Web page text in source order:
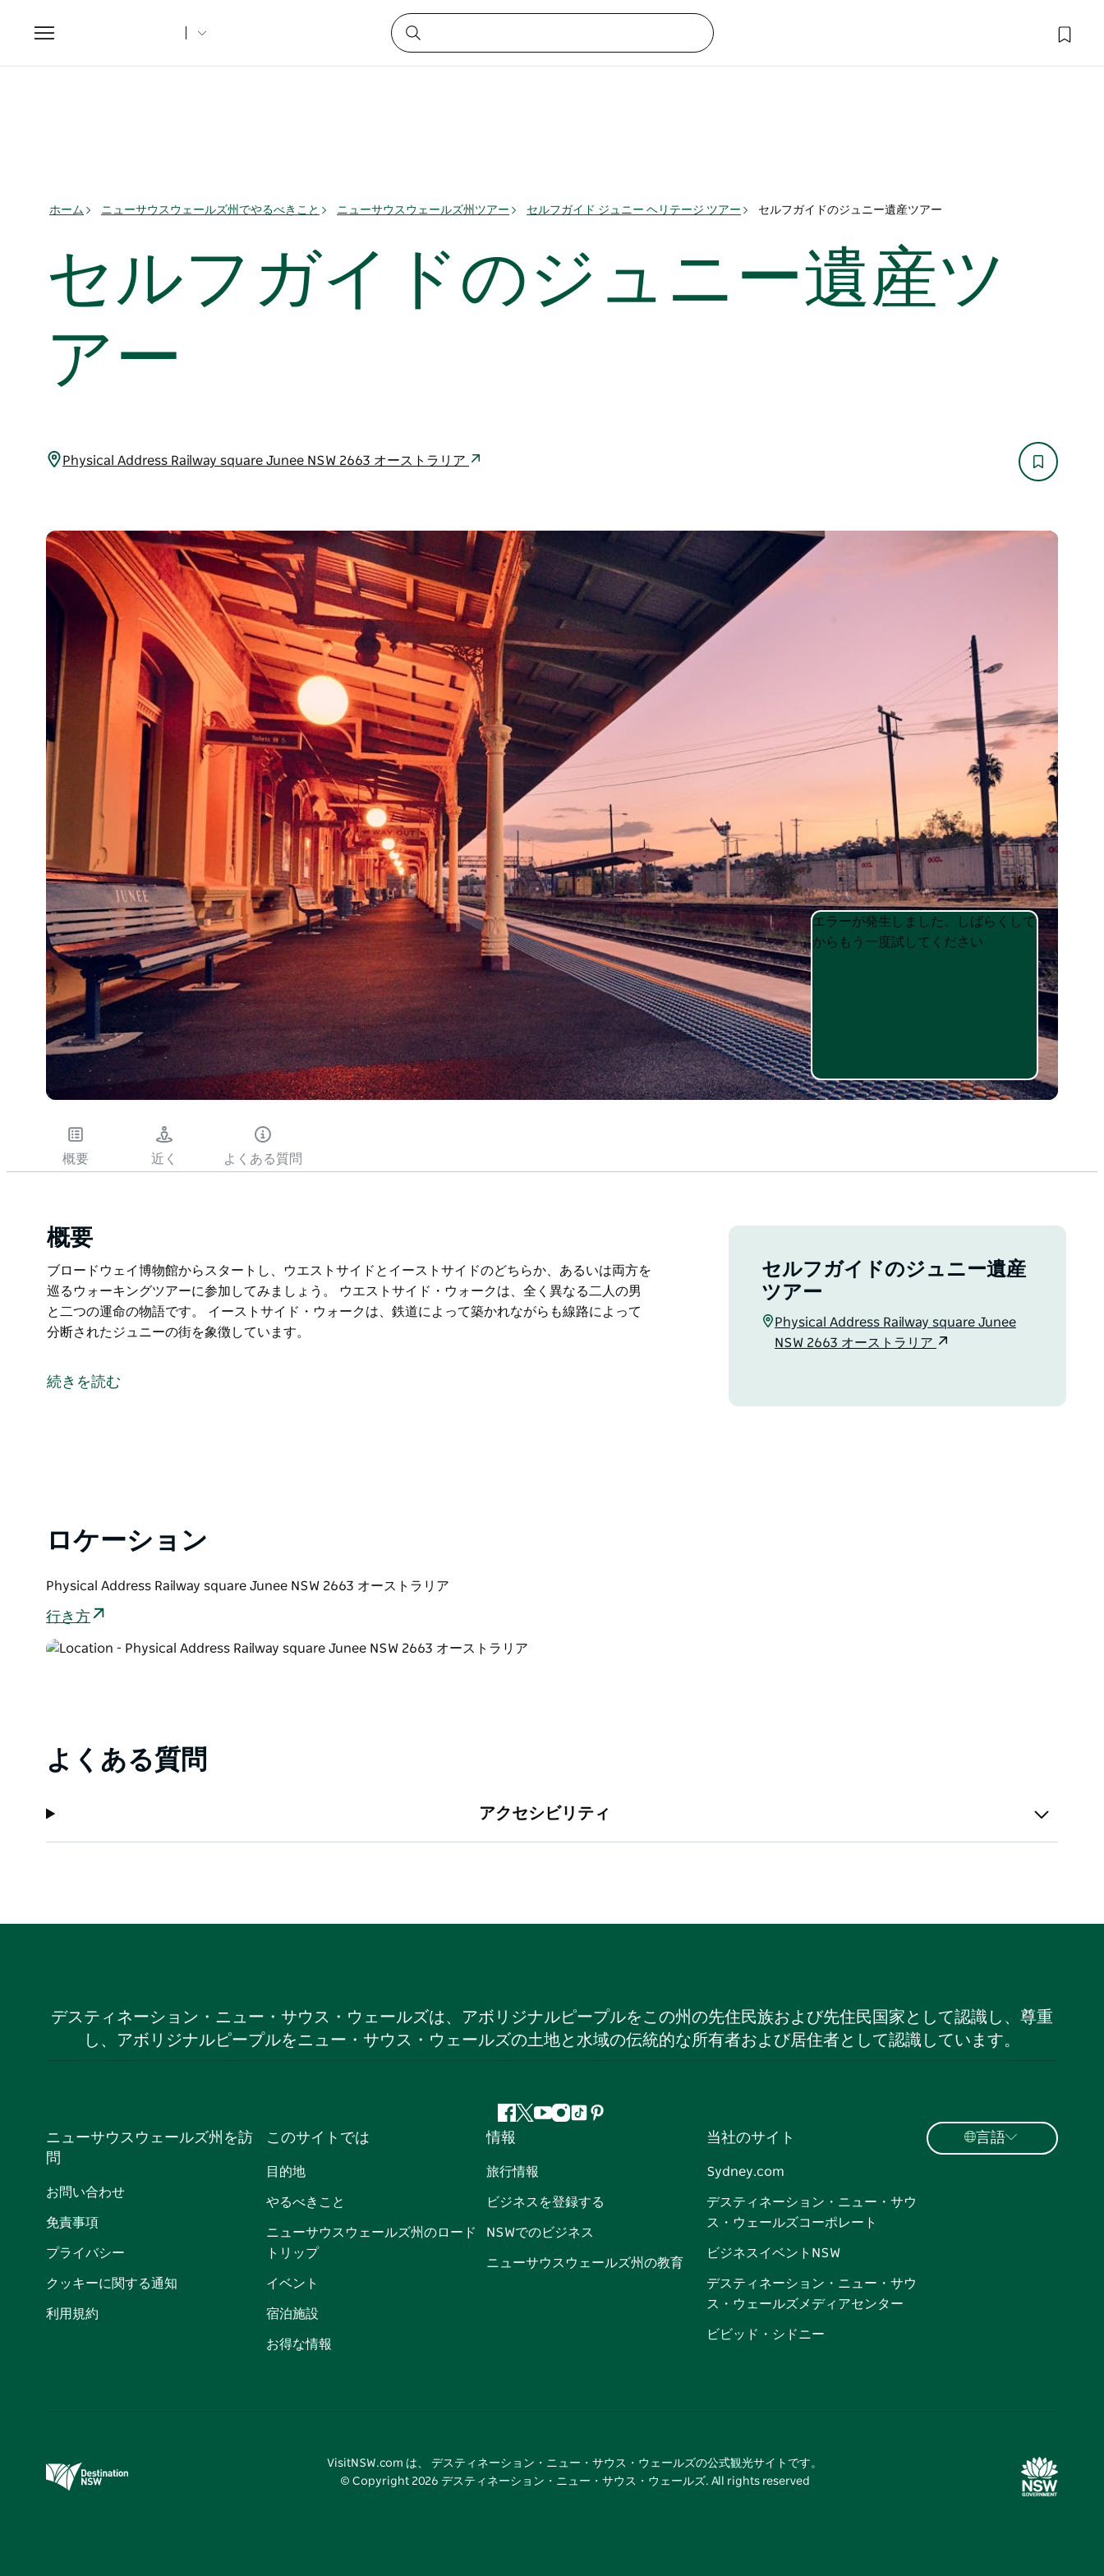
Toggle
navigation
ホーム ニューサウスウェールズ州でやるべきこと ニューサウスウェールズ州ツアー セルフガイド ジュニー ヘリテージ ツアー セルフガイドのジュニー遺産ツアー
セルフガイドのジュニー遺産ツ
アー
Physical Address Railway square Junee NSW 2663 オーストラリア
Product
List
Product
List
エラーが発生しました。しばらくして
からもう一度試してください
概要 近く よくある質問
概要
ブロードウェイ博物館からスタートし、ウエストサイドとイーストサイドのどちらか、あるいは両方を
巡るウォーキングツアーに参加してみましょう。 ウエストサイド・ウォークは、全く異なる二人の男
と二つの運命の物語です。 イーストサイド・ウォークは、鉄道によって築かれながらも線路によって
分断されたジュニーの街を象徴しています。
巡るウォーキングツアーに参加してみましょう。
続きを読む
セルフガイドのジュニー遺産
ツアー
Physical Address Railway square Junee
NSW 2663 オーストラリア
ロケーション
Physical Address Railway square Junee NSW 2663 オーストラリア
行き方
よくある質問
アクセシビリティ
デスティネーション・ニュー・サウス・ウェールズは、アボリジナルピープルをこの州の先住民族および先住民国家として認識し、尊重
し、アボリジナルピープルをニュー・サウス・ウェールズの土地と水域の伝統的な所有者および居住者として認識しています。
フ
ェ
イ
ス
ブ
ッ
ツ
ッ
ー
ユ
ー
ブ
イ
グ
ラ
テ
ト
ピ
ス
ニューサウスウェールズ州を訪
問
お問い合わせ
免責事項
プライバシー
クッキーに関する通知
利用規約
このサイトでは
目的地
やるべきこと
ニューサウスウェールズ州のロード
トリップ
イベント
宿泊施設
お得な情報
情報
旅行情報
ビジネスを登録する
NSWでのビジネス
ニューサウスウェールズ州の教育
当社のサイト
Sydney.com
デスティネーション・ニュー・サウ
ス・ウェールズコーポレート
ビジネスイベントNSW
デスティネーション・ニュー・サウ
ス・ウェールズメディアセンター
ビビッド・シドニー
言語
VisitNSW.com は、 デスティネーション・ニュー・サウス・ウェールズの公式観光サイトです。
© Copyright 2026 デスティネーション・ニュー・サウス・ウェールズ. All rights reserved